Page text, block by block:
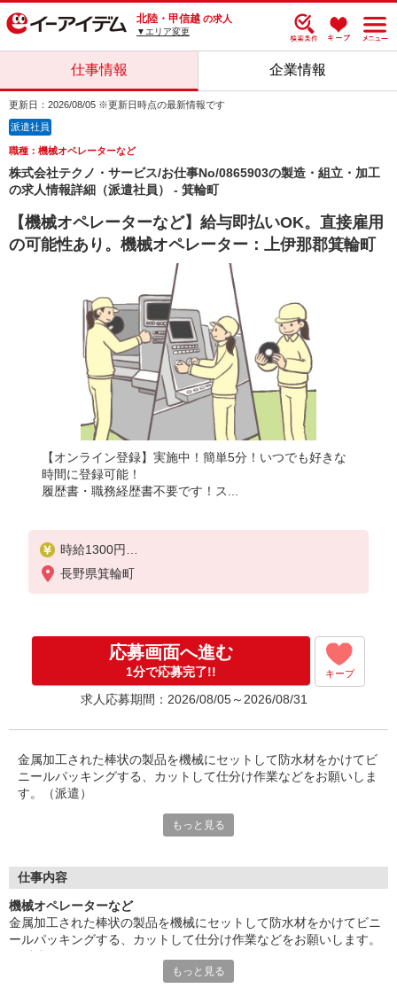
北陸・甲信越 の求人
▼エリア変更
仕事情報 企業情報
更新日：2026/08/05 ※更新日時点の最新情報です
派遣社員
職種：機械オペレーターなど
株式会社テクノ・サービス/お仕事No/0865903の製造・組立・加工
の求人情報詳細（派遣社員） - 箕輪町
【機械オペレーターなど】給与即払いOK。直接雇用
の可能性あり。機械オペレーター：上伊那郡箕輪町
【オンライン登録】実施中！簡単5分！いつでも好きな
時間に登録可能！
履歴書・職務経歴書不要です！ス...
時給1300円
月収例：241、000円（月収例21日実働残業代込）（
残業・休日出勤手当て等が含まれています）
長野県箕輪町
応募画面へ進む
1分で応募完了!! キープ
求人応募期間：2026/08/05～2026/08/31
金属加工された棒状の製品を機械にセットして防水材をかけてビ
ニールパッキングする、カットして仕分け作業などをお願いしま
す。（派遣）
人気の日勤！駐車場完備。アクティブに働きたい人にオススメ。
派遣先に直接雇用してもらえるようサポートします。祝日はほぼ
待ちしております！
■お友達紹介キャンペーン！デジタルギフト3000円分プレゼント
（当社規定あり）
『テクノ・サービス』は、派遣業界大手スタッフサービスグルー
もっと見る
仕事内容
機械オペレーターなど
金属加工された棒状の製品を機械にセットして防水材をかけてビニ
ールパッキングする、カットして仕分け作業などをお願いします。
人気の日勤！駐車場完備。アクティブに働きたい人にオススメ。重
もっと見る